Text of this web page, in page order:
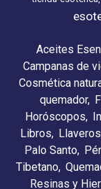
Aceites
Campanas de
Cosmética
quemador
Horóscopos
Libros
Llaveros
Palo Santo
Tibetano
Resinas y